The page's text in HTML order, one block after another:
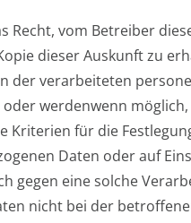
Recht, vom Betreiber
dieser Auskunft zu
der verarbeiteten
werdenwenn
für die
Daten oder auf
eine solche
nicht bei der